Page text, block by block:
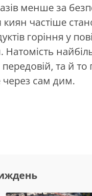
менше за
частіше
горіння у
та й
через сам дим.